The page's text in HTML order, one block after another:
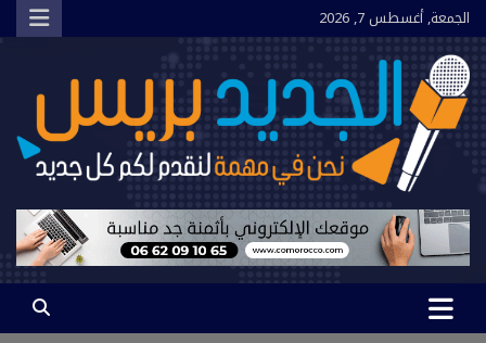
Skip
to
content
الجمعة, أغسطس 7, 2026
الجديد بريس
نحن في مهمة لنقدم لكم كل جديد